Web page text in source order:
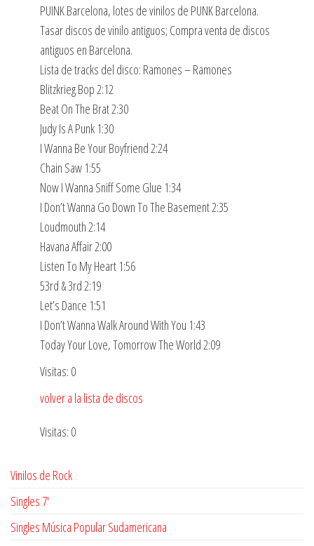
PUINK Barcelona, lotes de vinilos de PUNK Barcelona.
Tasar discos de vinilo antiguos; Compra venta de discos
antiguos en Barcelona.
Lista de tracks del disco: Ramones – Ramones
Blitzkrieg Bop 2:12
Beat On The Brat 2:30
Judy Is A Punk 1:30
I Wanna Be Your Boyfriend 2:24
Chain Saw 1:55
Now I Wanna Sniff Some Glue 1:34
I Don’t Wanna Go Down To The Basement 2:35
Loudmouth 2:14
Havana Affair 2:00
Listen To My Heart 1:56
53rd & 3rd 2:19
Let’s Dance 1:51
I Don’t Wanna Walk Around With You 1:43
Today Your Love, Tomorrow The World 2:09
Visitas: 0
volver a la lista de discos
Visitas: 0
Vinilos de Rock
Singles 7'
Singles Música Popular Sudamericana